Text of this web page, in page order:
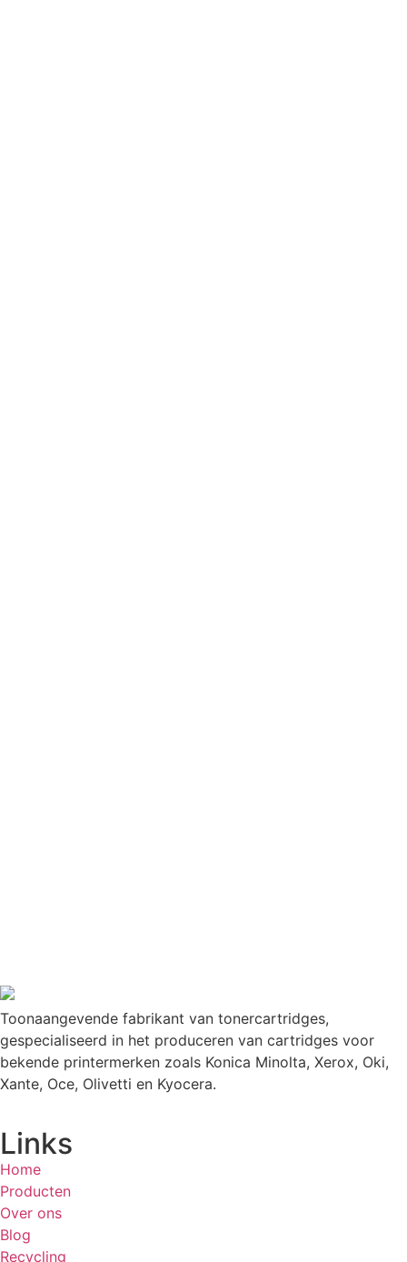
Toonaangevende fabrikant van tonercartridges,
gespecialiseerd in het produceren van cartridges voor
bekende printermerken zoals Konica Minolta, Xerox, Oki,
Xante, Oce, Olivetti en Kyocera.
Links
Home
Producten
Over ons
Blog
Recycling